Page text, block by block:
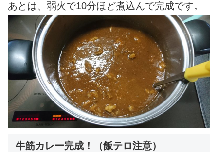
あとは、弱火で10分ほど煮込んで完成です。
牛筋カレー完成！（飯テロ注意）